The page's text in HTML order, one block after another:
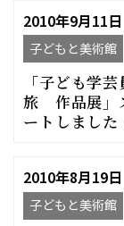
2010年9月11日
子どもと美術館
「子ども学
旅 作品展」
ートしました
2010年8月19日
子どもと美術館